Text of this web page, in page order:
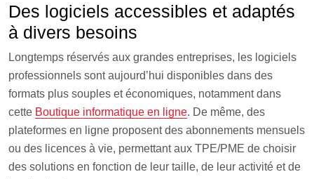
Des logiciels accessibles et adaptés
à divers besoins
Longtemps réservés aux grandes entreprises, les logiciels
professionnels sont aujourd’hui disponibles dans des
formats plus souples et économiques, notamment dans
cette Boutique informatique en ligne. De même, des
plateformes en ligne proposent des abonnements mensuels
ou des licences à vie, permettant aux TPE/PME de choisir
des solutions en fonction de leur taille, de leur activité et de